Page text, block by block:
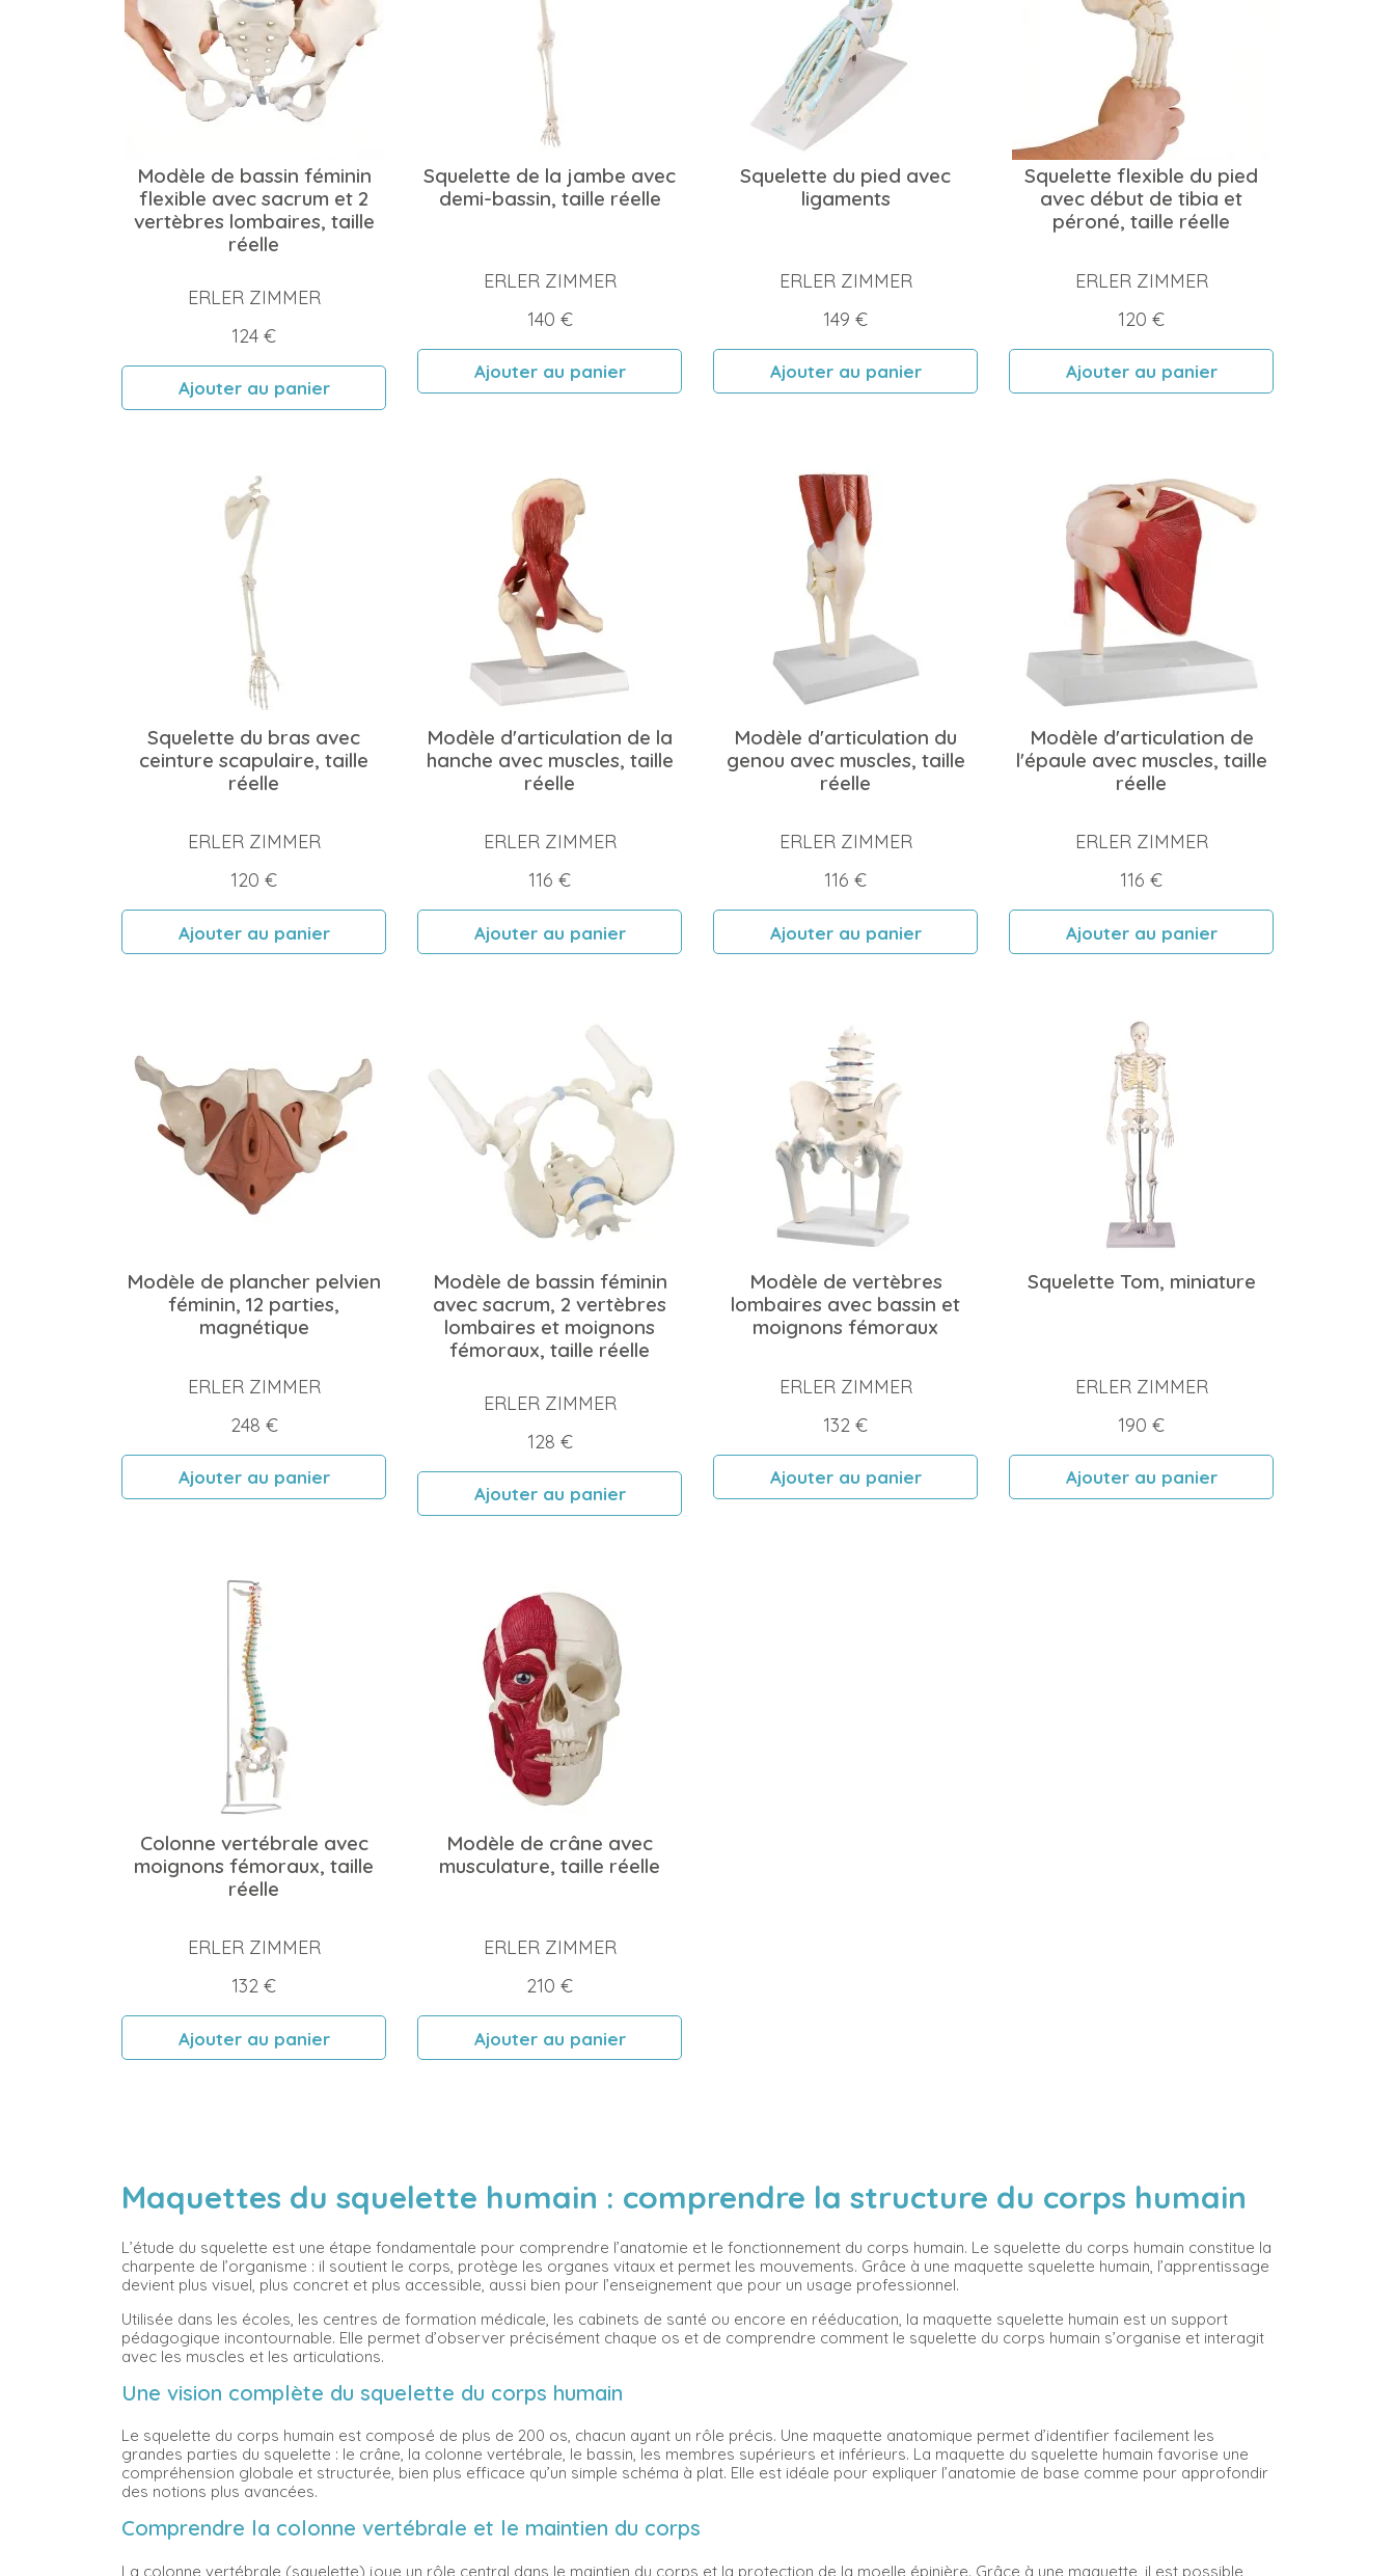
Modèle de bassin féminin
flexible avec sacrum et 2
vertèbres lombaires, taille
réelle
ERLER ZIMMER
Prix
124 €
Ajouter au panier
Squelette de la jambe avec
demi-bassin, taille réelle
ERLER ZIMMER
Prix
140 €
Ajouter au panier
Squelette du pied avec
ligaments
ERLER ZIMMER
Prix
149 €
Ajouter au panier
Squelette flexible du pied
avec début de tibia et
péroné, taille réelle
ERLER ZIMMER
Prix
120 €
Ajouter au panier
Squelette du bras avec
ceinture scapulaire, taille
réelle
ERLER ZIMMER
Prix
120 €
Ajouter au panier
Modèle d'articulation de la
hanche avec muscles, taille
réelle
ERLER ZIMMER
Prix
116 €
Ajouter au panier
Modèle d'articulation du
genou avec muscles, taille
réelle
ERLER ZIMMER
Prix
116 €
Ajouter au panier
Modèle d'articulation de
l'épaule avec muscles, taille
réelle
ERLER ZIMMER
Prix
116 €
Ajouter au panier
Modèle de plancher pelvien
féminin, 12 parties,
magnétique
ERLER ZIMMER
Prix
248 €
Ajouter au panier
Modèle de bassin féminin
avec sacrum, 2 vertèbres
lombaires et moignons
fémoraux, taille réelle
ERLER ZIMMER
Prix
128 €
Ajouter au panier
Modèle de vertèbres
lombaires avec bassin et
moignons fémoraux
ERLER ZIMMER
Prix
132 €
Ajouter au panier
Squelette Tom, miniature
ERLER ZIMMER
Prix
190 €
Ajouter au panier
Colonne vertébrale avec
moignons fémoraux, taille
réelle
ERLER ZIMMER
Prix
132 €
Ajouter au panier
Modèle de crâne avec
musculature, taille réelle
ERLER ZIMMER
Prix
210 €
Ajouter au panier
Maquettes du squelette humain : comprendre la structure du corps humain
L’étude du squelette est une étape fondamentale pour comprendre l’anatomie et le fonctionnement du corps humain. Le squelette du corps humain constitue la
charpente de l’organisme : il soutient le corps, protège les organes vitaux et permet les mouvements. Grâce à une maquette squelette humain, l’apprentissage
devient plus visuel, plus concret et plus accessible, aussi bien pour l’enseignement que pour un usage professionnel.
Utilisée dans les écoles, les centres de formation médicale, les cabinets de santé ou encore en rééducation, la maquette squelette humain est un support
pédagogique incontournable. Elle permet d’observer précisément chaque os et de comprendre comment le squelette du corps humain s’organise et interagit
avec les muscles et les articulations.
Une vision complète du squelette du corps humain
Le squelette du corps humain est composé de plus de 200 os, chacun ayant un rôle précis. Une maquette anatomique permet d’identifier facilement les
grandes parties du squelette : le crâne, la colonne vertébrale, le bassin, les membres supérieurs et inférieurs. La maquette du squelette humain favorise une
compréhension globale et structurée, bien plus efficace qu’un simple schéma à plat. Elle est idéale pour expliquer l’anatomie de base comme pour approfondir
des notions plus avancées.
Comprendre la colonne vertébrale et le maintien du corps
La colonne vertébrale (squelette) joue un rôle central dans le maintien du corps et la protection de la moelle épinière. Grâce à une maquette, il est possible